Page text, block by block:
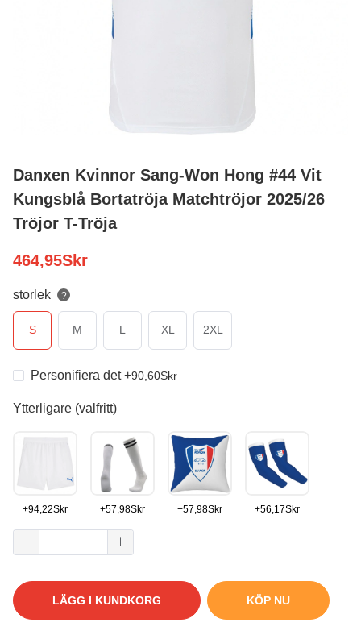
Danxen Kvinnor Sang-Won Hong #44 Vit
Kungsblå Bortatröja Matchtröjor 2025/26
Tröjor T-Tröja
464,95Skr
storlek ?
S M L XL 2XL
Personifiera det+90,60Skr
Ytterligare (valfritt)
+94,22Skr +57,98Skr +57,98Skr +56,17Skr
LÄGG I KUNDKORG KÖP NU